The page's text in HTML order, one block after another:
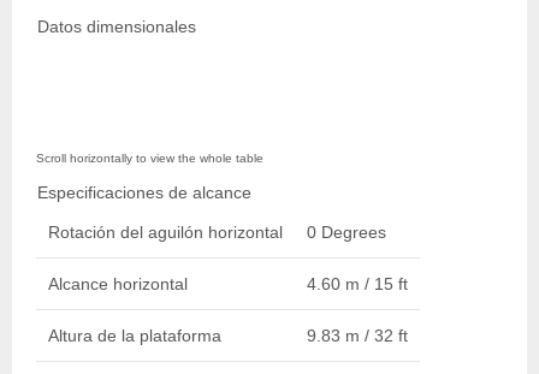
Datos dimensionales
Especificaciones de alcance
Rotación del aguilón horizontal 0 Degrees
Alcance horizontal 4.60 m / 15 ft
Altura de la plataforma 9.83 m / 32 ft